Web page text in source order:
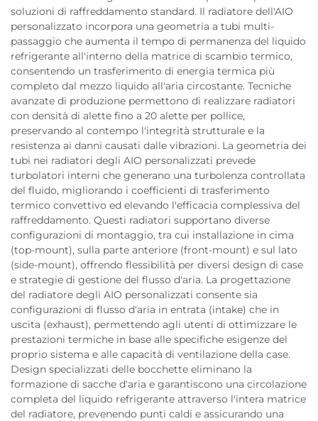
soluzioni di raffreddamento standard. Il radiatore dell'AIO
personalizzato incorpora una geometria a tubi multi-
passaggio che aumenta il tempo di permanenza del liquido
refrigerante all'interno della matrice di scambio termico,
consentendo un trasferimento di energia termica più
completo dal mezzo liquido all'aria circostante. Tecniche
avanzate di produzione permettono di realizzare radiatori
con densità di alette fino a 20 alette per pollice,
preservando al contempo l'integrità strutturale e la
resistenza ai danni causati dalle vibrazioni. La geometria dei
tubi nei radiatori degli AIO personalizzati prevede
turbolatori interni che generano una turbolenza controllata
del fluido, migliorando i coefficienti di trasferimento
termico convettivo ed elevando l'efficacia complessiva del
raffreddamento. Questi radiatori supportano diverse
configurazioni di montaggio, tra cui installazione in cima
(top-mount), sulla parte anteriore (front-mount) e sul lato
(side-mount), offrendo flessibilità per diversi design di case
e strategie di gestione del flusso d'aria. La progettazione
del radiatore degli AIO personalizzati consente sia
configurazioni di flusso d'aria in entrata (intake) che in
uscita (exhaust), permettendo agli utenti di ottimizzare le
prestazioni termiche in base alle specifiche esigenze del
proprio sistema e alle capacità di ventilazione della case.
Design specializzati delle bocchette eliminano la
formazione di sacche d'aria e garantiscono una circolazione
completa del liquido refrigerante attraverso l'intera matrice
del radiatore, prevenendo punti caldi e assicurando una